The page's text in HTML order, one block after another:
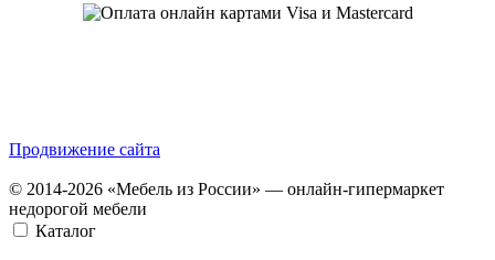
Продвижение сайта
© 2014-2026 «Мебель из России» — онлайн-гипермаркет
недорогой мебели
Каталог